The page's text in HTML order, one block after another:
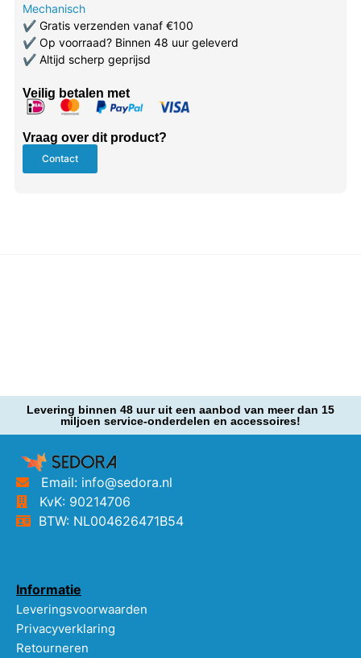
Mechanisch
✔Gratis verzenden vanaf €100
✔Op voorraad? Binnen 48 uur geleverd
✔Altijd scherp geprijsd
Veilig betalen met
Vraag over dit product?
Contact
Levering binnen 48 uur uit een aanbod van meer dan 15
miljoen service-onderdelen en accessoires!
Email: info@sedora.nl
KvK: 90214706
BTW: NL004626471B54
Informatie
Leveringsvoorwaarden
Privacyverklaring
Retourneren